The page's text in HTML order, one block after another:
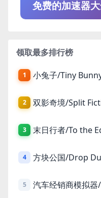
免费的加速器
领取最多排行榜
1 小兔子/Tiny
2
3 末日行者/To the
4 方块公国/Drop
5 汽车经销商模拟